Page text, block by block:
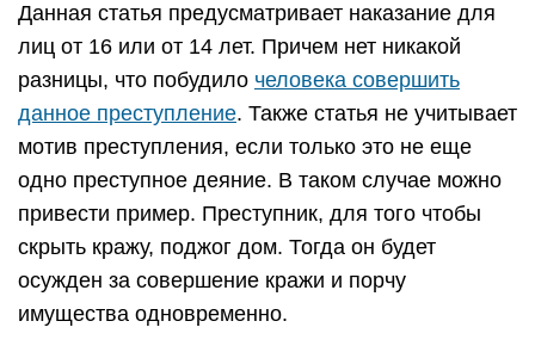
Данная статья предусматривает наказание для
лиц от 16 или от 14 лет. Причем нет никакой
разницы, что побудило человека совершить
данное преступление. Также статья не учитывает
мотив преступления, если только это не еще
одно преступное деяние. В таком случае можно
привести пример. Преступник, для того чтобы
скрыть кражу, поджог дом. Тогда он будет
осужден за совершение кражи и порчу
имущества одновременно.